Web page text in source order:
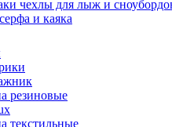
чехлы для лыж и
и каяка
резиновые
текстильные